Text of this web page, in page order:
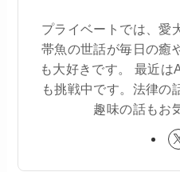
プライベートでは、愛
帯魚の世話が毎日の癒
も大好きです。 最近は
も挑戦中です。法律の
趣味の話もお